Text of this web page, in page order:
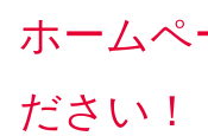
ホームペ
ださい！